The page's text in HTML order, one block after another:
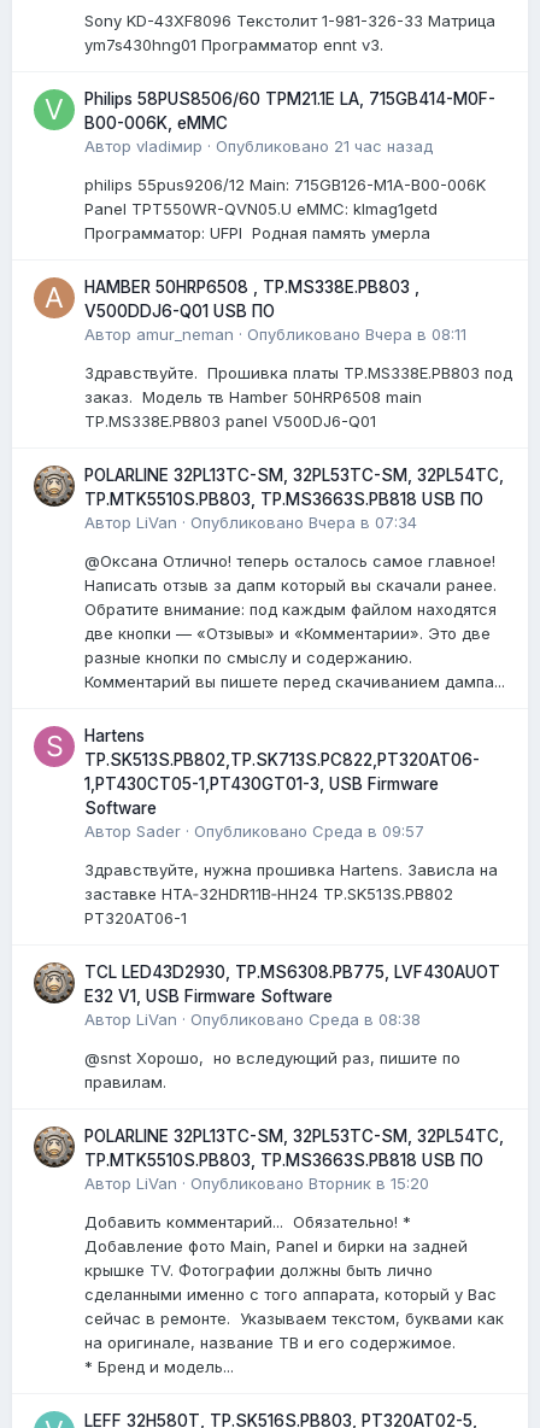
Sony KD-43XF8096 Текстолит 1-981-326-33 Матрица
ym7s430hng01 Программатор ennt v3.
Philips 58PUS8506/60 TPM21.1E LA, 715GB414-M0F-
B00-006K, eMMC
Автор vladiмир · Опубликовано 21 час назад
philips 55pus9206/12 Мain: 715GB126-M1A-B00-006K
Panel TPT550WR-QVN05.U eMMC: klmag1getd
Программатор: UFPI Родная память умерла
HAMBER 50HRP6508 , TP.MS338E.PB803 ,
V500DDJ6-Q01 USB ПО
Автор amur_neman · Опубликовано Вчера в 08:11
Здравствуйте. Прошивка платы TP.MS338E.PB803 под
заказ. Модель тв Hamber 50HRP6508 main
TP.MS338E.PB803 panel V500DJ6-Q01
POLARLINE 32PL13TC-SM, 32PL53TC-SM, 32PL54TC,
TP.MTK5510S.PB803, TP.MS3663S.PB818 USB ПО
Автор LiVan · Опубликовано Вчера в 07:34
@Оксана Отлично! теперь осталось самое главное!
Написать отзыв за дапм который вы скачали ранее.
Обратите внимание: под каждым файлом находятся
две кнопки — «Отзывы» и «Комментарии». Это две
разные кнопки по смыслу и содержанию.
Комментарий вы пишете перед скачиванием дампа...
Hartens
TP.SK513S.PB802,TP.SK713S.PC822,PT320AT06-
1,PT430CT05-1,PT430GT01-3, USB Firmware
Software
Автор Sader · Опубликовано Среда в 09:57
Здравствуйте, нужна прошивка Hartens. Зависла на
заставке HTA‑32HDR11B‑HH24 TP.SK513S.PB802
PT320AT06-1
TCL LED43D2930, TP.MS6308.PB775, LVF430AUOT
E32 V1, USB Firmware Software
Автор LiVan · Опубликовано Среда в 08:38
@snst Хорошо, но вследующий раз, пишите по
правилам.
POLARLINE 32PL13TC-SM, 32PL53TC-SM, 32PL54TC,
TP.MTK5510S.PB803, TP.MS3663S.PB818 USB ПО
Автор LiVan · Опубликовано Вторник в 15:20
Добавить комментарий... Обязательно! *
Добавление фото Main, Panel и бирки на задней
крышке TV. Фотографии должны быть лично
сделанными именно с того аппарата, который у Вас
сейчас в ремонте. Указываем текстом, буквами как
на оригинале, название ТВ и его содержимое.
* Бренд и модель...
LEFF 32H580T, TP.SK516S.PB803, PT320AT02-5,